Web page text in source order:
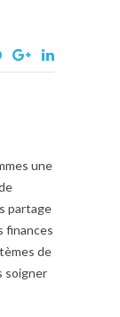
une
partage
finances
de
soigner